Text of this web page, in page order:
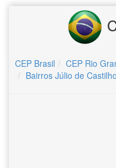
CEP Brasil
CEP Rio
Bairros Júlio de